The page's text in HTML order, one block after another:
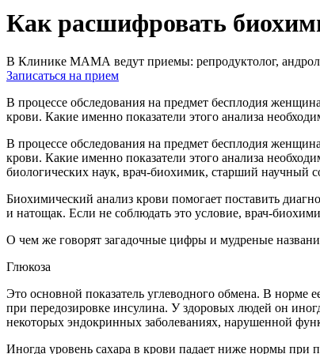
Как расшифровать
В Клинике МАМА ведут приемы: репродуктолог,
Записаться на прием
В процессе обследования на предмет бесплодия
крови. Какие именно показатели этого анализа
В процессе обследования на предмет бесплодия
крови. Какие именно показатели этого анализа
биологических наук, врач-биохимик, старший
Биохимический анализ крови помогает поставить
и натощак. Если не соблюдать это условие, врач-
О чем же говорят загадочные цифры и мудреные
Глюкоза
Это основной показатель углеводного обмена. В норме
при передозировке инсулина. У здоровых людей он
некоторых эндокринных заболеваниях, нарушенной
Иногда уровень сахара в крови падает ниже нормы при